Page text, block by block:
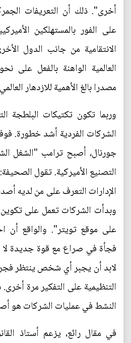
أخرى". ذلك أن التعريفات
على الفور بالمستهلكين
الانتقامية من جانب الدول
العالمية الواهنة بالفعل على
مصدرا بالغ الأهمية للازدهار
وربما تكون تكتيكات البلطجة
الشركات الفردية أشد خطورة.
جورنال، أصبح ترامب "الشغل
التصنيع الأميركية. تقول
الإدارات التعرف على من لديه
وبدأت الشركات تعمل على
على موقع تويتر". والواقع أن
فجأة في صراع مع قوة جديدة لا
لابد أن يجبر أي شخص ينتظر
التنظيمية على التفكير مرة
النشط في عمليات الشركات هو
في مقال رائع، يزعم أستاذ